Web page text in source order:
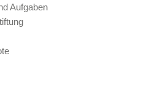
Aufgaben